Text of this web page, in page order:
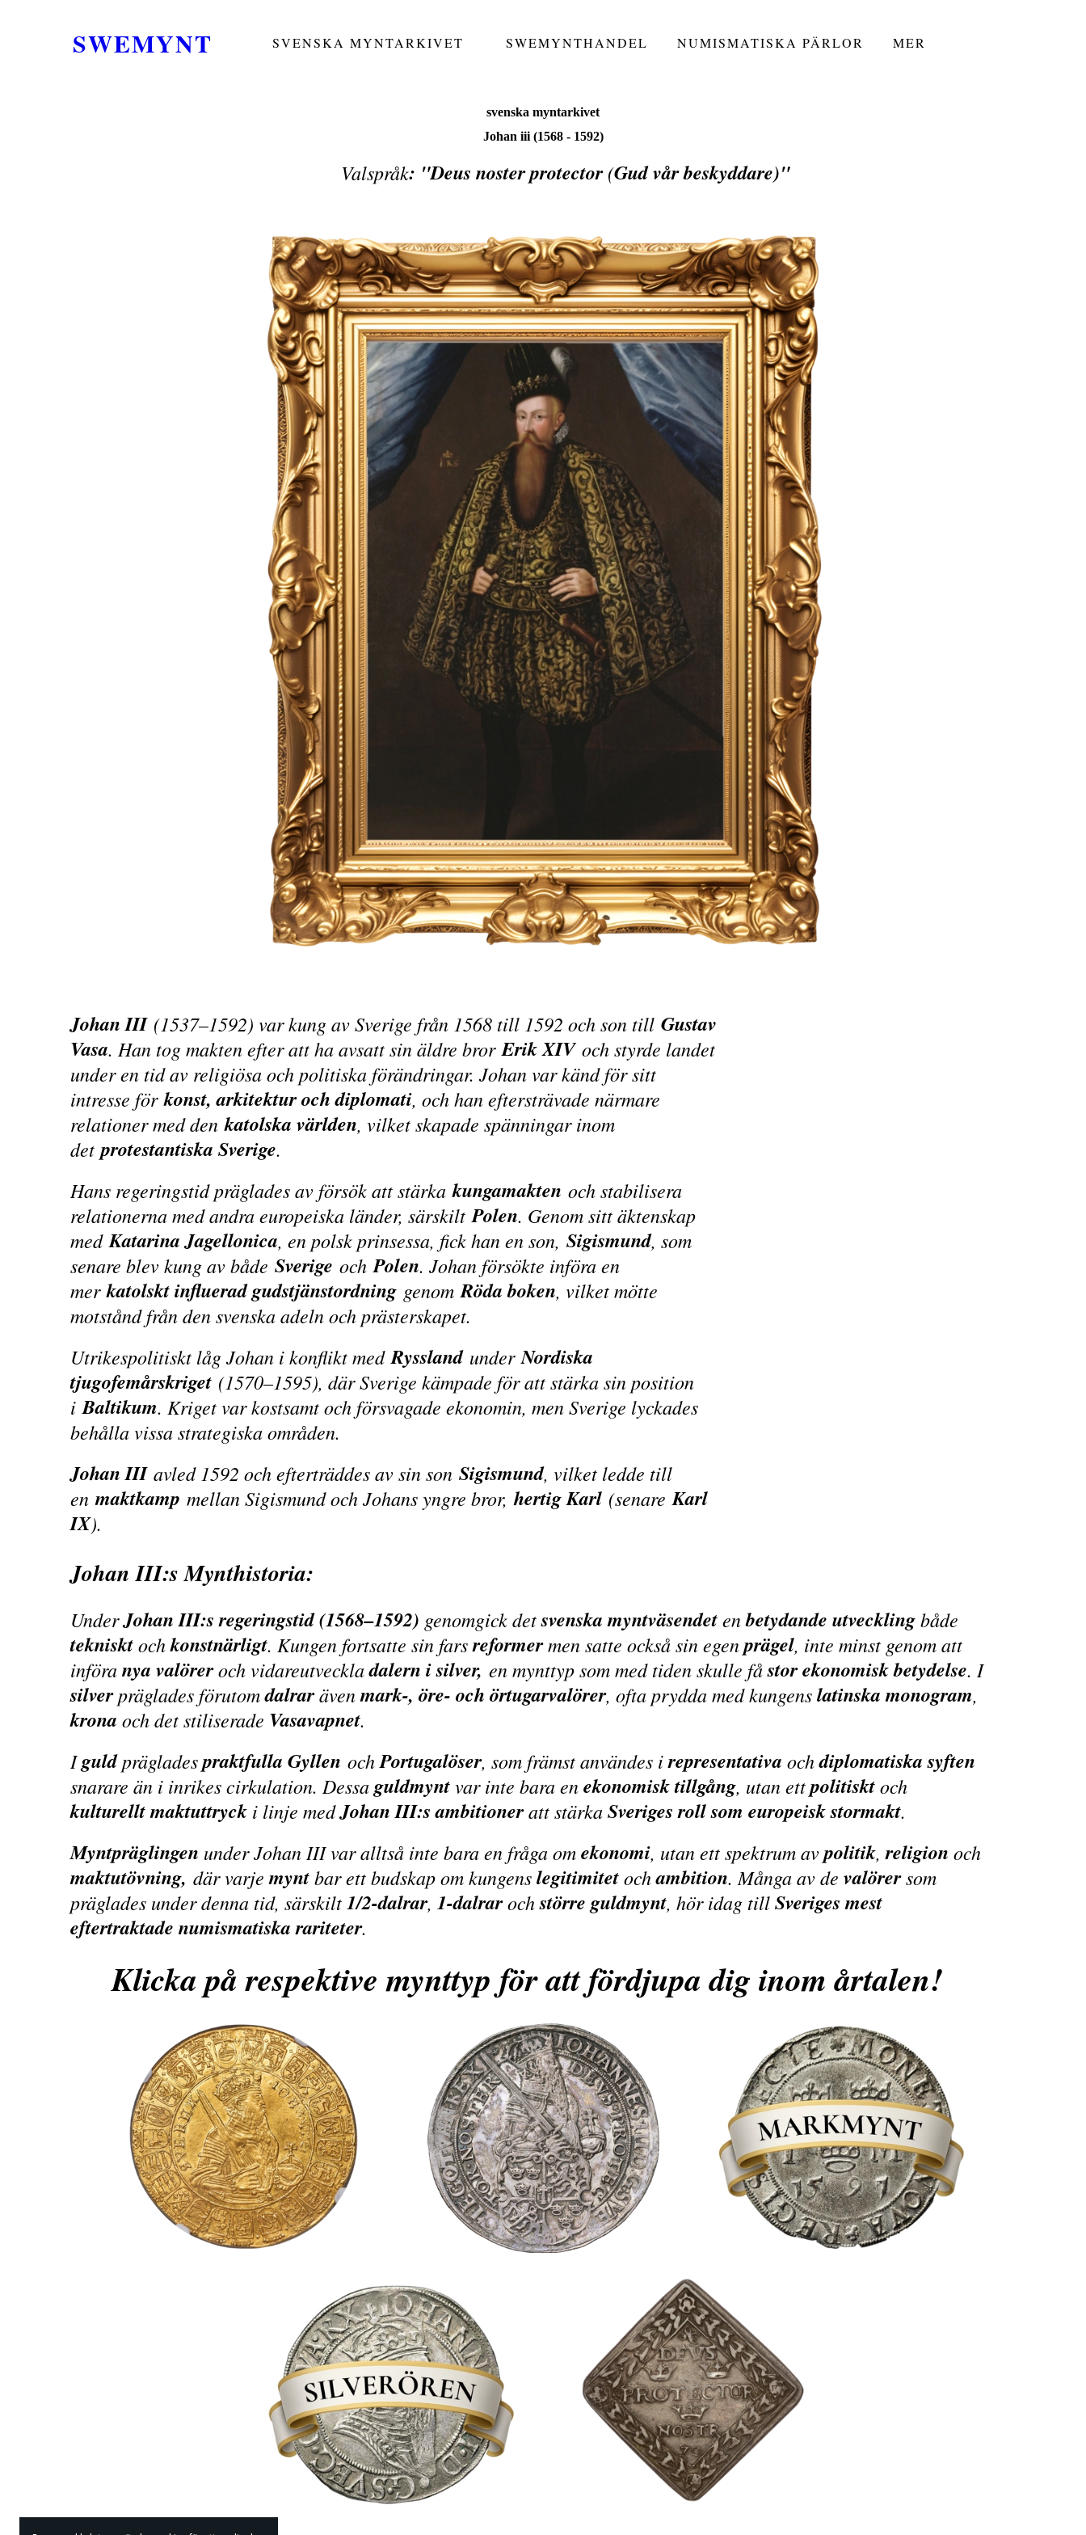
SWEMYNT SVENSKA MYNTARKIVET SWEMYNTHANDEL NUMISMATISKA PÄRLOR MER
svenska myntarkivet
Johan iii (1568 - 1592)
Valspråk: "Deus noster protector(Gud vår beskyddare)"
Johan III(1537–1592) var kung av Sverige från 1568 till 1592 och son till Gustav
Vasa. Han tog makten efter att ha avsatt sin äldre brorErik XIVoch styrde landet
under en tid av religiösa och politiska förändringar. Johan var känd för sitt
intresse förkonst, arkitektur och diplomati, och han eftersträvade närmare
relationer med denkatolska världen, vilket skapade spänningar inom
detprotestantiska Sverige.
Hans regeringstid präglades av försök att stärkakungamakten och stabilisera
relationerna med andra europeiska länder, särskiltPolen. Genom sitt äktenskap
medKatarina Jagellonica, en polsk prinsessa, fick han en son, Sigismund, som
senare blev kung av både Sverige ochPolen. Johan försökte införa en
merkatolskt influerad gudstjänstordning genomRöda boken, vilket mötte
motstånd från den svenska adeln och prästerskapet.
Utrikespolitiskt låg Johan i konflikt medRysslandunderNordiska
tjugofemårskriget (1570–1595), där Sverige kämpade för att stärka sin position
iBaltikum. Kriget var kostsamt och försvagade ekonomin, men Sverige lyckades
behålla vissa strategiska områden.
Johan IIIavled 1592 och efterträddes av sin son Sigismund, vilket ledde till
enmaktkamp mellan Sigismund och Johans yngre bror,hertig Karl (senareKarl
IX).
Johan III:s Mynthistoria:
UnderJohan III:s regeringstid (1568–1592) genomgick detsvenska myntväsendetenbetydande utvecklingbåde
teknisktochkonstnärligt. Kungen fortsatte sin farsreformermen satte också sin egenprägel, inte minst genom att
införanya valöreroch vidareutveckladalern i silver, en mynttyp som med tiden skulle fåstor ekonomisk betydelse. I
silverpräglades förutomdalrarävenmark-, öre- och örtugarvalörer, ofta prydda med kungenslatinska monogram,
krona och det stiliserade Vasavapnet.
Iguldprägladespraktfulla Gyllen ochPortugalöser, som främst användes irepresentativa ochdiplomatiska syften
snarare än i inrikes cirkulation. Dessaguldmyntvar inte bara enekonomisk tillgång, utan ettpolitisktoch
kulturellt maktuttryck i linje medJohan III:s ambitioneratt stärkaSveriges roll som europeisk stormakt.
Myntpräglingen under Johan III var alltså inte bara en fråga omekonomi, utan ett spektrum avpolitik,religion och
maktutövning, där varjemyntbar ett budskap om kungenslegitimitetochambition. Många av de valörersom
präglades under denna tid, särskilt1/2-dalrar, 1-dalrarochstörre guldmynt, hör idag tillSveriges mest
eftertraktade numismatiska rariteter.
Klicka på respektive mynttyp för att fördjupa dig inom årtalen!